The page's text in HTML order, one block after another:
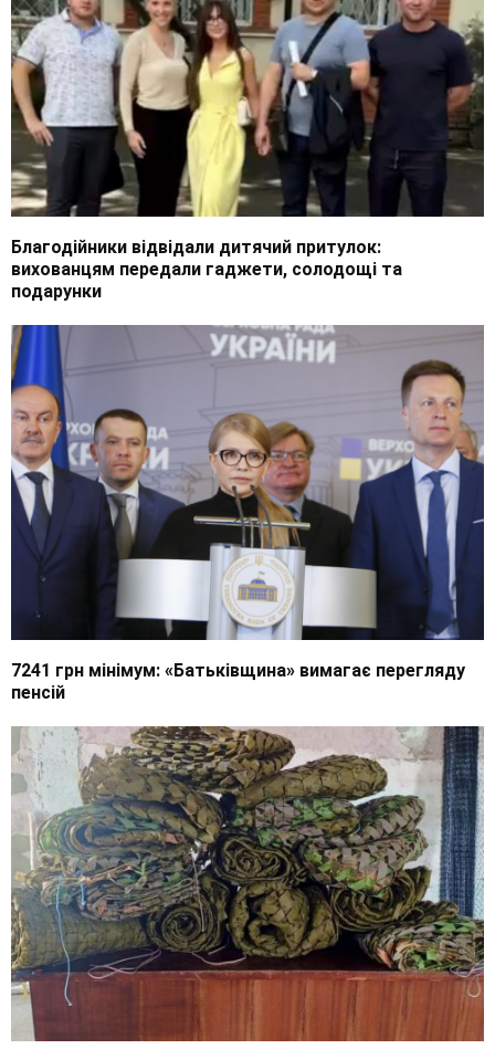
Благодійники відвідали дитячий притулок:
вихованцям передали гаджети, солодощі та
подарунки
7241 грн мінімум: «Батьківщина» вимагає перегляду
пенсій